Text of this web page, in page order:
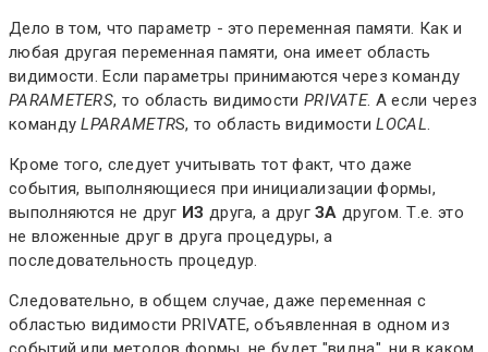
Дело в том, что параметр - это переменная памяти. Как и
любая другая переменная памяти, она имеет область
видимости. Если параметры принимаются через команду
PARAMETERS, то область видимости PRIVATE. А если через
командуLPARAMETRS, то область видимостиLOCAL.
Кроме того, следует учитывать тот факт, что даже
события, выполняющиеся при инициализации формы,
выполняются не друг ИЗ друга, а другЗА другом. Т.е. это
не вложенные друг в друга процедуры, а
последовательность процедур.
Следовательно, в общем случае, даже переменная с
областью видимости PRIVATE, объявленная в одном из